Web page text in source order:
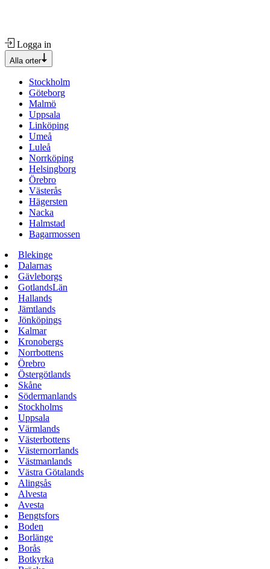
Logga in
Alla orter
Stockholm
Göteborg
Malmö
Uppsala
Linköping
Umeå
Luleå
Norrköping
Helsingborg
Örebro
Västerås
Hägersten
Nacka
Halmstad
Bagarmossen
Blekinge
Dalarnas
Gävleborgs
GotlandsLän
Hallands
Jämtlands
Jönköpings
Kalmar
Kronobergs
Norrbottens
Örebro
Östergötlands
Skåne
Södermanlands
Stockholms
Uppsala
Värmlands
Västerbottens
Västernorrlands
Västmanlands
Västra Götalands
Alingsås
Alvesta
Avesta
Bengtsfors
Boden
Borlänge
Borås
Botkyrka